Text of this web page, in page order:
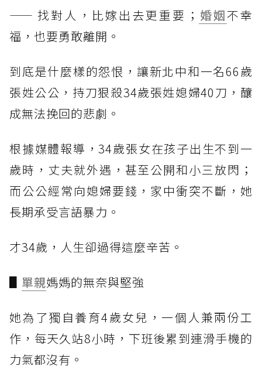
—— 找對人，比嫁出去更重要； 婚姻不幸
福，也要勇敢離開。
到底是什麼樣的怨恨，讓新北中和一名66歲
張姓公公，持刀狠殺34歲張姓媳婦40刀，釀
成無法挽回的悲劇。
根據媒體報導，34歲張女在孩子出生不到一
歲時，丈夫就外遇，甚至公開和小三放閃；
而公公經常向媳婦要錢，家中衝突不斷，她
長期承受言語暴力。
才34歲，人生卻過得這麼辛苦。
▋ 單親媽媽的無奈與堅強
她為了獨自養育4歲女兒，一個人兼兩份工
作，每天久站8小時，下班後累到連滑手機的
力氣都沒有。